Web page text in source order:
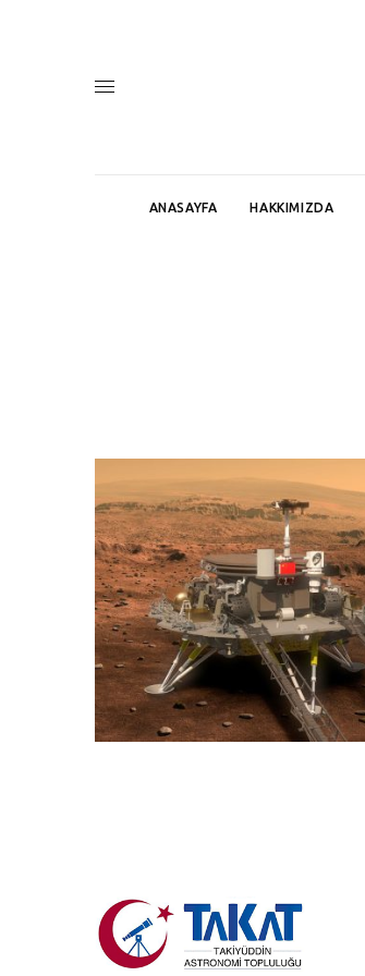
ANASAYFA HAKKIMIZDA